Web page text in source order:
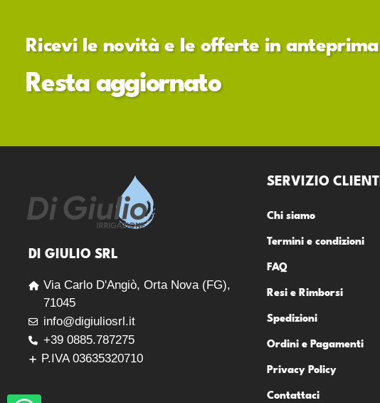
Ricevi le novità e le offerte in anteprima
Resta aggiornato
DI GIULIO SRL
Via Carlo D'Angiò, Orta Nova (FG),
71045
info@digiuliosrl.it
+39 0885.787275
P.IVA 03635320710
SERVIZIO CLIENTI
Chi siamo
Termini e condizioni
FAQ
Resi e Rimborsi
Spedizioni
Ordini e Pagamenti
Privacy Policy
Contattaci